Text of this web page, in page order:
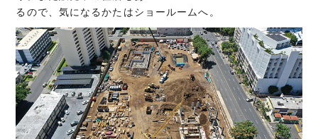
るので、気になるかたはショールームへ。